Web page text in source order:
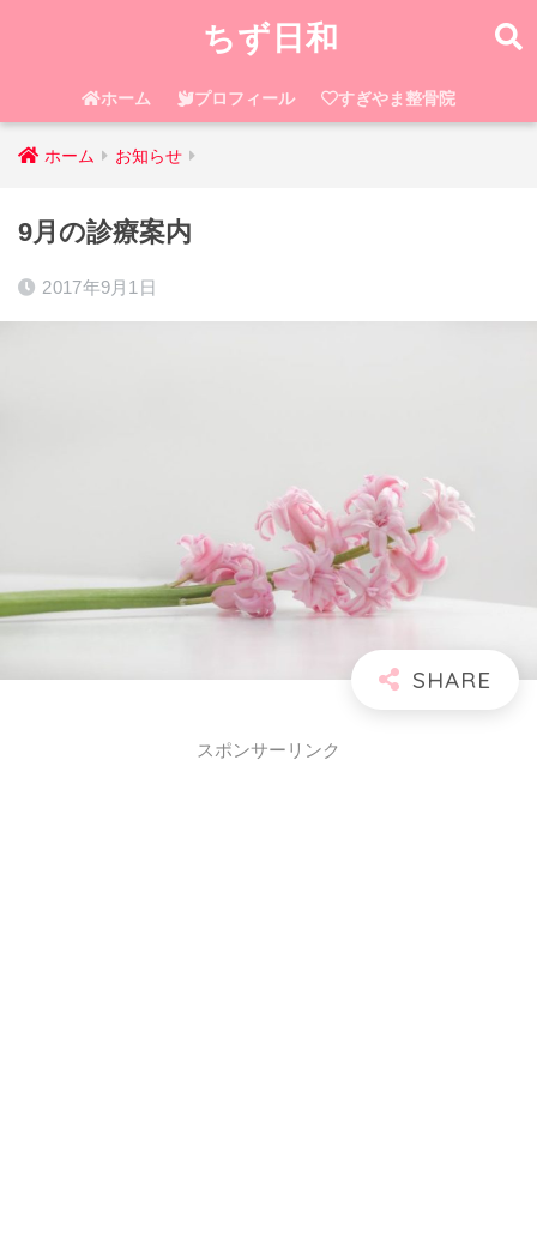
ちず日和
ホーム プロフィール すぎやま整骨院
ホーム お知らせ
9月の診療案内
2017年9月1日
スポンサーリンク